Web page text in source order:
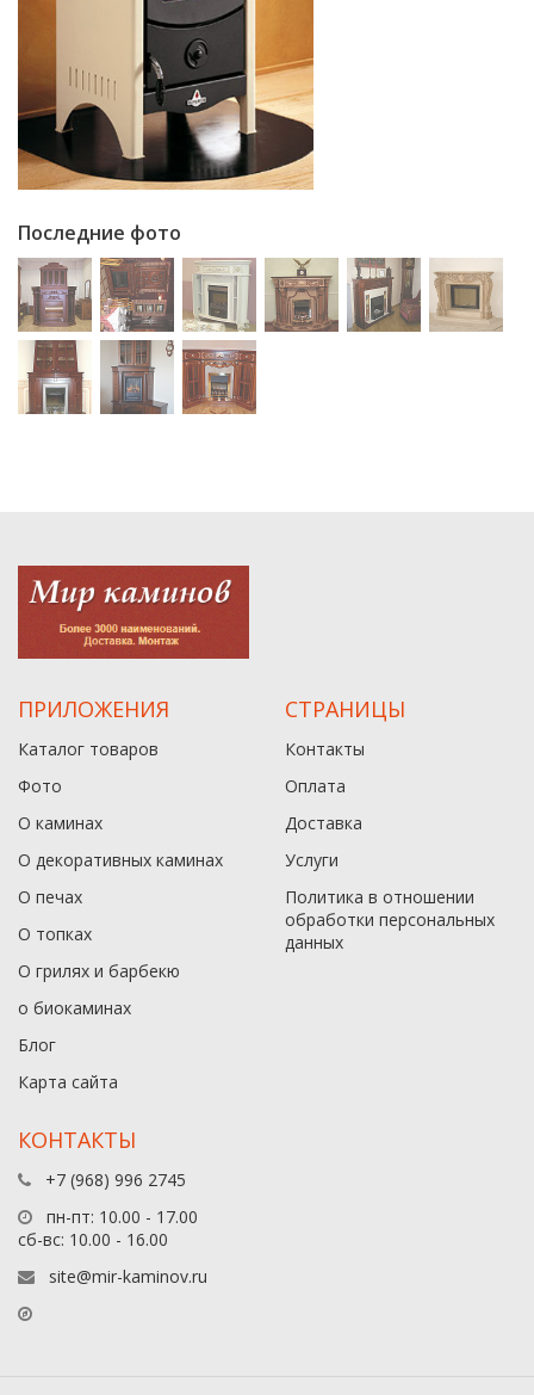
Последние фото
ПРИЛОЖЕНИЯ
Каталог товаров
Фото
О каминах
О декоративных каминах
О печах
О топках
О грилях и барбекю
о биокаминах
Блог
Карта сайта
СТРАНИЦЫ
Контакты
Оплата
Доставка
Услуги
Политика в отношении
обработки персональных
данныx
КОНТАКТЫ
+7 (968) 996 2745
пн-пт: 10.00 - 17.00
сб-вс: 10.00 - 16.00
site@mir-kaminov.ru